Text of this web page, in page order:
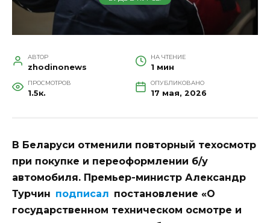
АВТОР
zhodinonews
НА ЧТЕНИЕ
1 мин
ПРОСМОТРОВ
1.5к.
ОПУБЛИКОВАНО
17 мая, 2026
В Беларуси отменили повторный техосмотр
при покупке и переоформлении б/у
автомобиля. Премьер-министр Александр
Турчин подписал постановление «О
государственном техническом осмотре и